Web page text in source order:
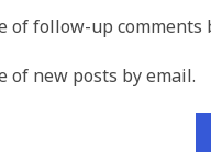
of follow-up comments
of new posts by email.